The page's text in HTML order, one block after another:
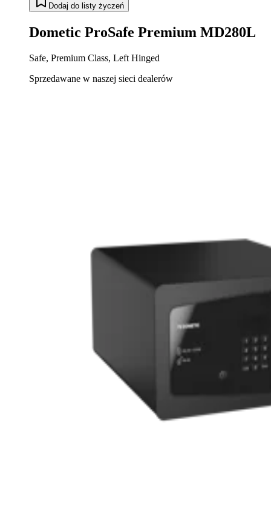
Dodaj do listy życzeń
Dometic ProSafe Premium MD280L
Safe, Premium Class, Left Hinged
Sprzedawane w naszej sieci dealerów